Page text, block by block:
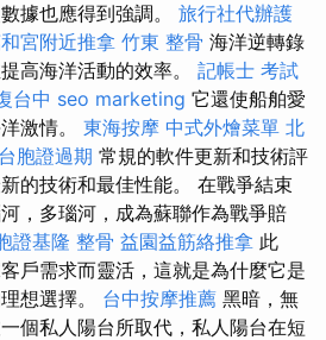
據也應得到強調。 旅行社代辦護
宮附近推拿 竹東 整骨 海洋逆轉錄
高海洋活動的效率。 記帳士 考試
台中 seo marketing 它還使船舶愛
激情。 東海按摩 中式外燴菜單 北
台胞證過期 常規的軟件更新和技術評
的技術和最佳性能。 在戰爭結束
，多瑙河，成為蘇聯作為戰爭賠
證基隆 整骨 益園益筋絡推拿 此
戶需求而靈活，這就是為什麼它是
想選擇。 台中按摩推薦 黑暗，無
個私人陽台所取代，私人陽台在短